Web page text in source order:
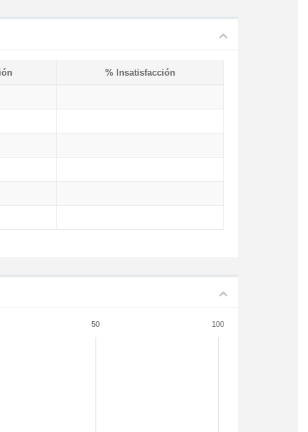
% Insatisfacción
50 100